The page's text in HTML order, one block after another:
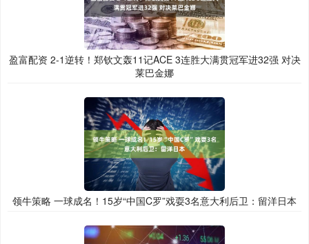
盈富配资 2-1逆转！郑钦文轰11记ACE 3连胜大满贯冠军进32强 对决
莱巴金娜
领牛策略 一球成名！15岁“中国C罗”戏耍3名意大利后卫：留洋日本